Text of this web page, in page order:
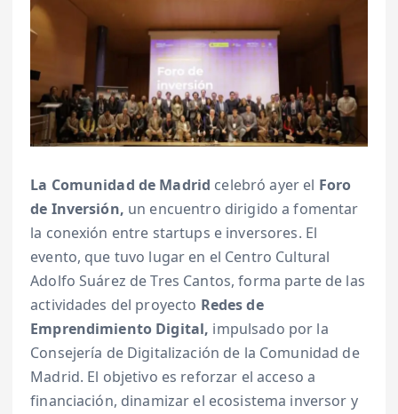
La Comunidad de Madrid celebró ayer el Foro
de Inversión, un encuentro dirigido a fomentar
la conexión entre startups e inversores. El
evento, que tuvo lugar en el Centro Cultural
Adolfo Suárez de Tres Cantos, forma parte de las
actividades del proyecto Redes de
Emprendimiento Digital, impulsado por la
Consejería de Digitalización de la Comunidad de
Madrid. El objetivo es reforzar el acceso a
financiación, dinamizar el ecosistema inversor y